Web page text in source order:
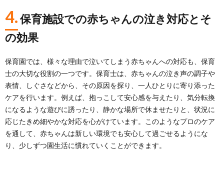
4.保育施設での赤ちゃんの泣き対応とそ
の効果
保育園では、様々な理由で泣いてしまう赤ちゃんへの対応も、保育
士の大切な役割の一つです。保育士は、赤ちゃんの泣き声の調子や
表情、しぐさなどから、その原因を探り、一人ひとりに寄り添った
ケアを行います。例えば、抱っこして安心感を与えたり、気分転換
になるような遊びに誘ったり、静かな場所で休ませたりと、状況に
応じたきめ細やかな対応を心がけています。このようなプロのケア
を通して、赤ちゃんは新しい環境でも安心して過ごせるようにな
り、少しずつ園生活に慣れていくことができます。